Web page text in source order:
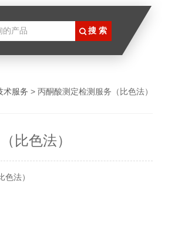
术服务 > 丙酮酸测定检测服务（比色法）
比色法）
法）